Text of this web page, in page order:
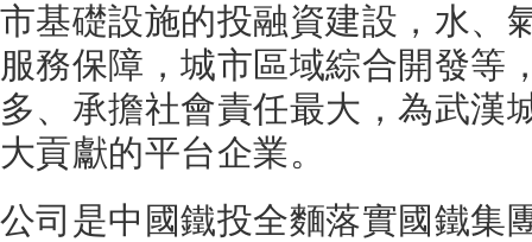
市基礎設施的投融資建設，水、
服務保障，城市區域綜合開發等
多、承擔社會責任最大，為武漢
大貢獻的平台企業。
公司是中國鐵投全麵落實國鐵集